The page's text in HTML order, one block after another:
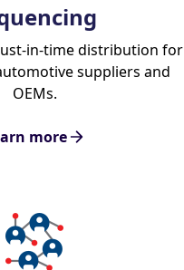
in-time distribution for
suppliers and
OEMs.
more